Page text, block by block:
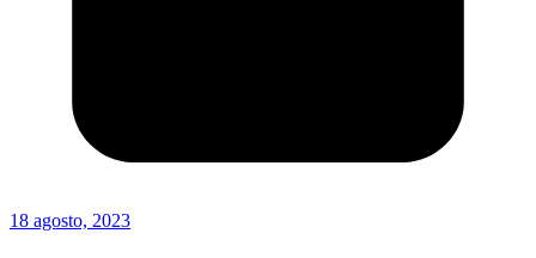
18 agosto, 2023